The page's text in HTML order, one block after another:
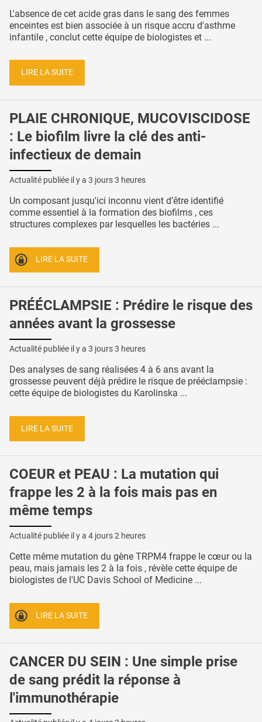
L'absence de cet acide gras dans le sang des femmes
enceintes est bien associée à un risque accru d'asthme
infantile , conclut cette équipe de biologistes et ...
LIRE LA SUITE
PLAIE CHRONIQUE, MUCOVISCIDOSE
: Le biofilm livre la clé des anti-
infectieux de demain
Actualité publiée il y a 3 jours 3 heures
Un composant jusqu'ici inconnu vient d’être identifié
comme essentiel à la formation des biofilms , ces
structures complexes par lesquelles les bactéries ...
LIRE LA SUITE
PRÉÉCLAMPSIE : Prédire le risque des
années avant la grossesse
Actualité publiée il y a 3 jours 3 heures
Des analyses de sang réalisées 4 à 6 ans avant la
grossesse peuvent déjà prédire le risque de prééclampsie :
cette équipe de biologistes du Karolinska ...
LIRE LA SUITE
COEUR et PEAU : La mutation qui
frappe les 2 à la fois mais pas en
même temps
Actualité publiée il y a 4 jours 2 heures
Cette même mutation du gène TRPM4 frappe le cœur ou la
peau, mais jamais les 2 à la fois , révèle cette équipe de
biologistes de l'UC Davis School of Medicine ...
LIRE LA SUITE
CANCER DU SEIN : Une simple prise
de sang prédit la réponse à
l'immunothérapie